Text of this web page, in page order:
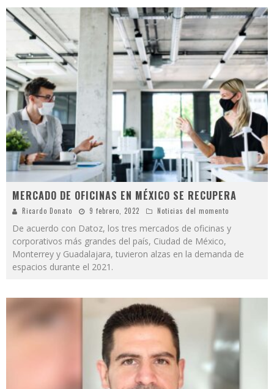
MERCADO DE OFICINAS EN MÉXICO SE RECUPERA
Ricardo Donato 9 febrero, 2022 Noticias del momento
De acuerdo con Datoz, los tres mercados de oficinas y
corporativos más grandes del país, Ciudad de México,
Monterrey y Guadalajara, tuvieron alzas en la demanda de
espacios durante el 2021.